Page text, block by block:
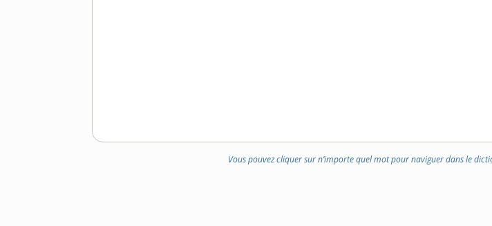
Vous pouvez cliquer sur n’importe quel mot pour naviguer dans le